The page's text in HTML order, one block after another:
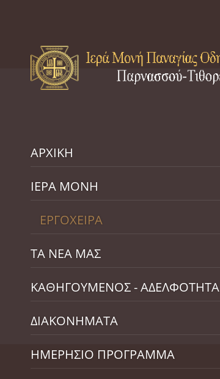
ΑΡΧΙΚΗ
ΙΕΡΑ ΜΟΝΗ
ΕΡΓΟΧΕΙΡΑ
ΤΑ ΝΕΑ ΜΑΣ
ΚΑΘΗΓΟΥΜΕΝΟΣ - ΑΔΕΛΦΟΤΗΤΑ
ΔΙΑΚΟΝΗΜΑΤΑ
ΗΜΕΡΗΣΙΟ ΠΡΟΓΡΑΜΜΑ